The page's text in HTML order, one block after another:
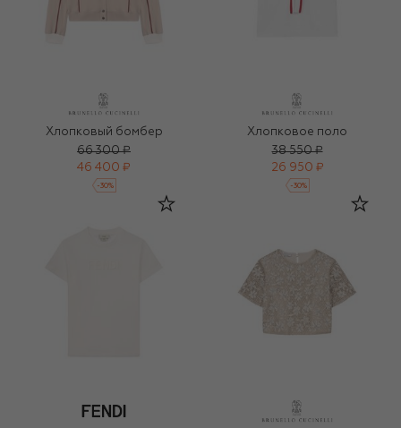
Хлопковый бомбер
66 300 ₽
46 400 ₽
-30%
Хлопковое поло
38 550 ₽
26 950 ₽
-30%